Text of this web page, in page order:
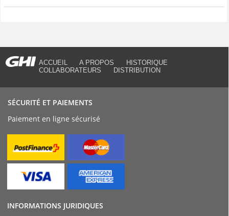
ACCUEIL A PROPOS
HISTORIQUE
COLLABORATEURS
DISTRIBUTION
SÉCURITÉ ET PAIEMENTS
Paiement en ligne sécurisé
INFORMATIONS JURIDIQUES